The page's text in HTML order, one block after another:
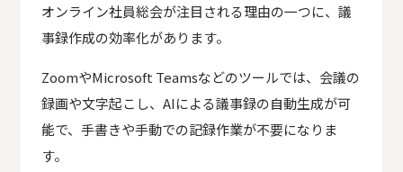
オンライン社員総会が注目される理由の一つに、議
事録作成の効率化があります。
ZoomやMicrosoft Teamsなどのツールでは、会議の
録画や文字起こし、AIによる議事録の自動生成が可
能で、手書きや手動での記録作業が不要になりま
す。